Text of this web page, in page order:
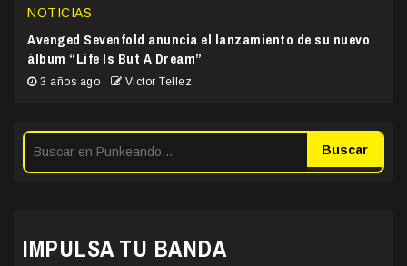
NOTICIAS
Avenged Sevenfold anuncia el lanzamiento de su nuevo
álbum “Life Is But A Dream”
3 años ago Victor Tellez
Buscar
IMPULSA TU BANDA